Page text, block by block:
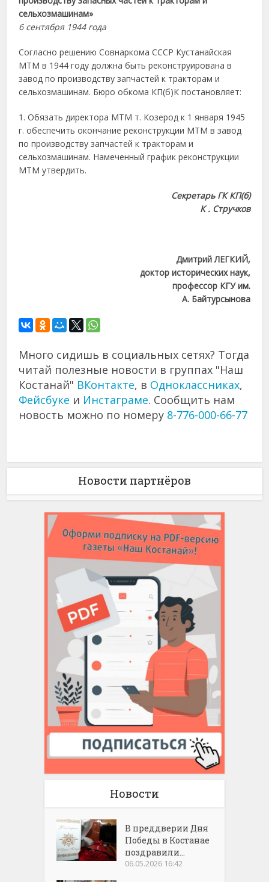
сельхозмашинам»
6 сентября 1944 года
Согласно решению Совнаркома СССР Кустанайская
МТМ в 1944 году должна быть реконструирована в
завод по производству запчастей к тракторам и
сельхозмашинам. Бюро обкома КП(б)К постановляет:
1. Обязать директора МТМ т. Козерод к 1 января 1945
г. обеспечить окончание реконструкции МТМ в завод
по производству запчастей к тракторам и
сельхозмашинам. Намеченный график реконструкции
МТМ утвердить.
Секретарь ГК КП(б)
К . Стручков
Дмитрий ЛЕГКИЙ,
доктор исторических наук,
профессор КГУ им.
А. Байтурсынова
Много сидишь в социальных сетях? Тогда
читай полезные новости в группах "Наш
Костанай" ВКонтакте, в Одноклассниках,
Фейсбуке и Инстаграме. Сообщить нам
новость можно по номеру 8-776-000-66-77
Новости партнёров
Новости
В преддверии Дня
Победы в Костанае
поздравили...
06.05.2026 16:42